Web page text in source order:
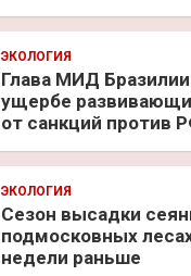
ЭКОЛОГИЯ
Глава МИД
ущербе
от санкций против
ЭКОЛОГИЯ
Сезон высадки
подмосковных
недели раньше